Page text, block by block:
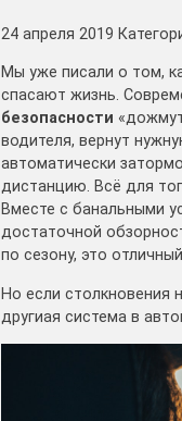
24 апреля 2019
Мы уже писали о том,
спасают жизнь.
безопасности
водителя, вернут
автоматически
дистанцию. Всё для
Вместе с банальными
достаточной
по сезону, это
Но если столкновения
другиая система в